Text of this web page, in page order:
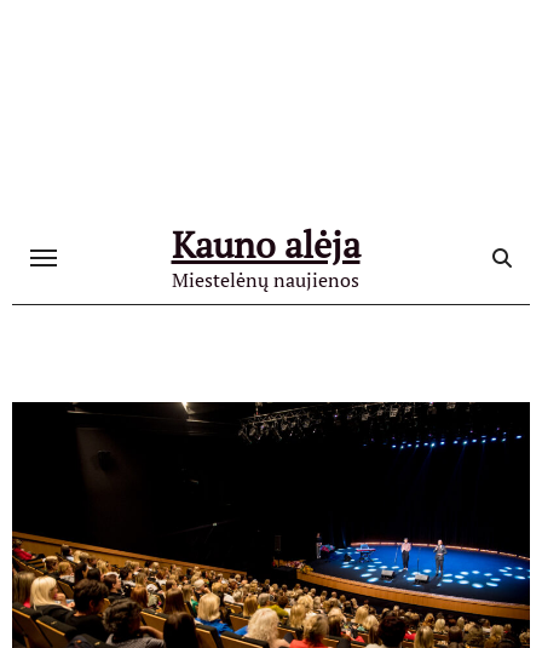
Kauno alėja
Miestelėnų naujienos